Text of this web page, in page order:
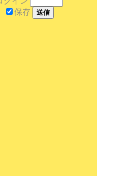
保存